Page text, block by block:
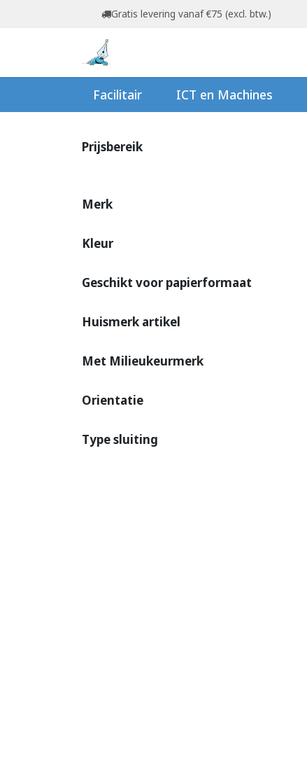
Overslaan naar inhoudGratis levering vanaf €75 (excl. btw.)
Facilitair ICT en Machines
Prijsbereik
Merk
Kleur
Geschikt voor papierformaat
Huismerk artikel
Met Milieukeurmerk
Orientatie
Type sluiting